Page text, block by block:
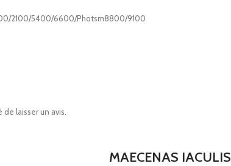
2100/5400/6600/Photsm8800/9100
laisser un avis.
MAECENAS IACULIS